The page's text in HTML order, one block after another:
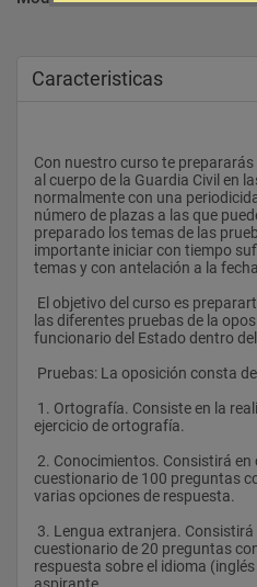
Caracteristicas
Con nuestro curso te
al cuerpo de la Guardia Civil en
normalmente con una
número de plazas a las que
preparado los temas de las
importante iniciar con tiempo
temas y con antelación a la
las diferentes pruebas de la
funcionario del Estado dentro
Pruebas: La oposición consta
ejercicio de ortografía.
cuestionario de 100 preguntas
varias opciones de respuesta.
cuestionario de 20 preguntas
respuesta sobre el idioma